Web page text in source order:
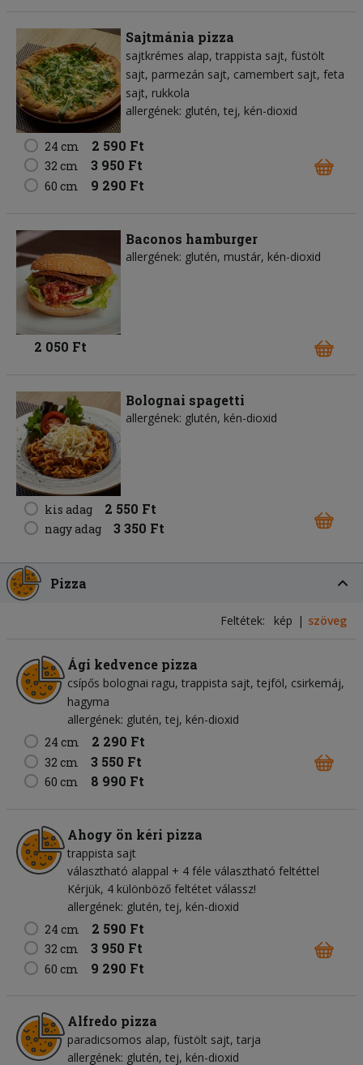
Sajtmánia pizza
sajtkrémes alap trappista sajt füstölt
sajt parmezán sajt camembert sajt feta
sajt rukkola
allergének: glutén, tej, kén-dioxid
24 cm 2 590 Ft
32 cm 3 950 Ft
60 cm 9 290 Ft
Baconos hamburger
allergének: glutén, mustár, kén-dioxid
2 050 Ft
Bolognai spagetti
allergének: glutén, kén-dioxid
kis adag 2 550 Ft
nagy adag 3 350 Ft
Pizza
Feltétek: kép szöveg
Ági kedvence pizza
csípős bolognai ragu trappista sajt tejföl csirkemáj
hagyma
allergének: glutén, tej, kén-dioxid
24 cm
2 290 Ft
32 cm 3 550 Ft
60 cm 8 990 Ft
Ahogy ön kéri pizza
trappista sajt
választható alappal + 4 féle választható feltéttel
Kérjük, 4 különböző feltétet válassz!
allergének: glutén, tej, kén-dioxid
24 cm
2 590 Ft
32 cm 3 950 Ft
60 cm 9 290 Ft
Alfredo pizza
paradicsomos alap füstölt sajt tarja
allergének: glutén, tej, kén-dioxid